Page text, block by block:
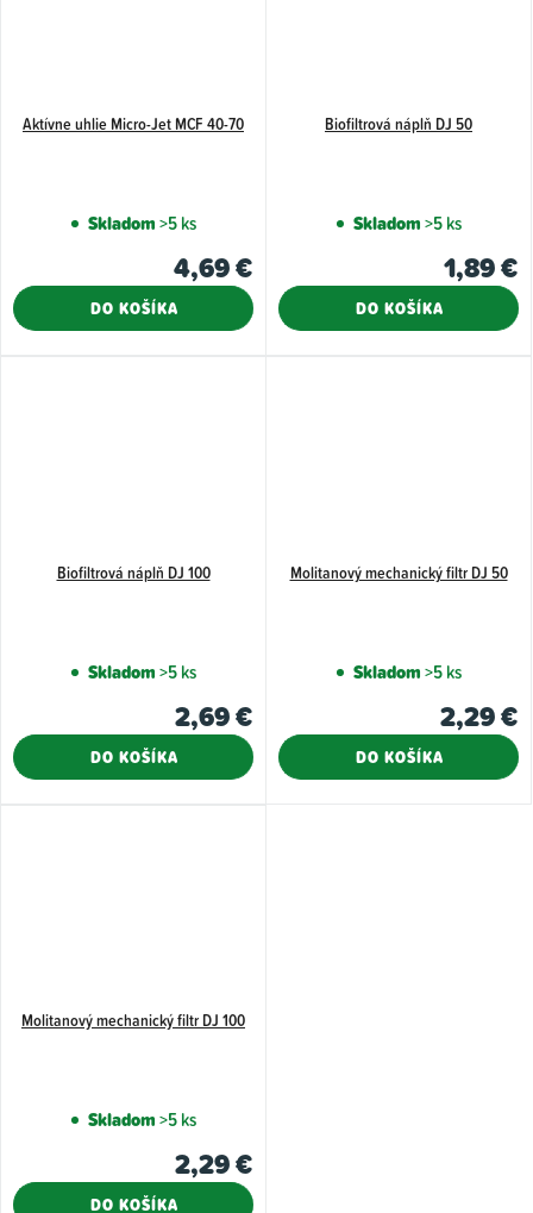
Aktívne uhlie Micro-Jet MCF 40-70
Skladom>5 ks
4,69 €
DO KOŠÍKA
Biofiltrová náplň DJ 50
Skladom>5 ks
1,89 €
DO KOŠÍKA
Biofiltrová náplň DJ 100
Skladom>5 ks
2,69 €
DO KOŠÍKA
Molitanový mechanický filtr DJ 50
Skladom>5 ks
2,29 €
DO KOŠÍKA
Molitanový mechanický filtr DJ 100
Skladom>5 ks
2,29 €
DO KOŠÍKA